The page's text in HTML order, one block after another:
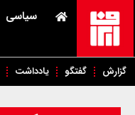
سیاسی
گزارش گفتگو یادداشت